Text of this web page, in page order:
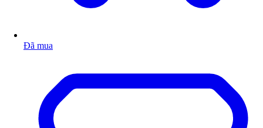
Đã mua